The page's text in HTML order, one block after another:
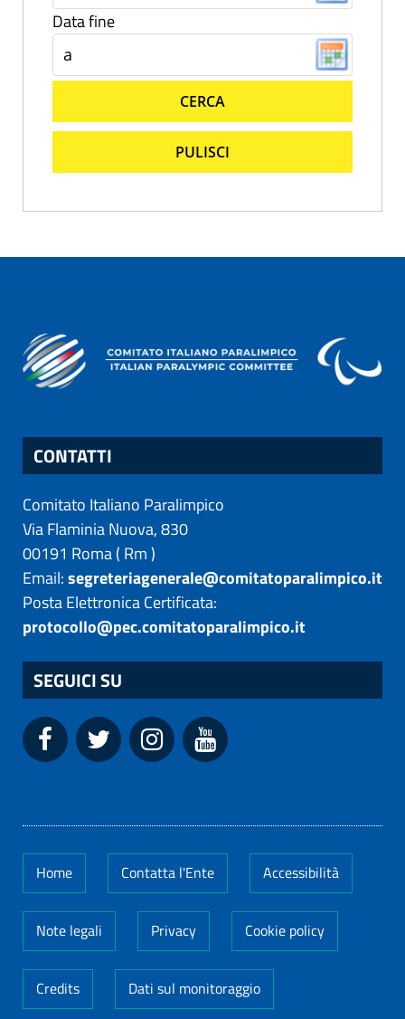
Data fine
CERCA
PULISCI
CONTATTI
Comitato Italiano Paralimpico
Via Flaminia Nuova, 830
00191 Roma( Rm)
Email:segreteriagenerale@comitatoparalimpico.it
Posta Elettronica Certificata:
protocollo@pec.comitatoparalimpico.it
SEGUICI SU
Home Contatta l'Ente Accessibilità
Note legali Privacy Cookie policy
Credits Dati sul monitoraggio